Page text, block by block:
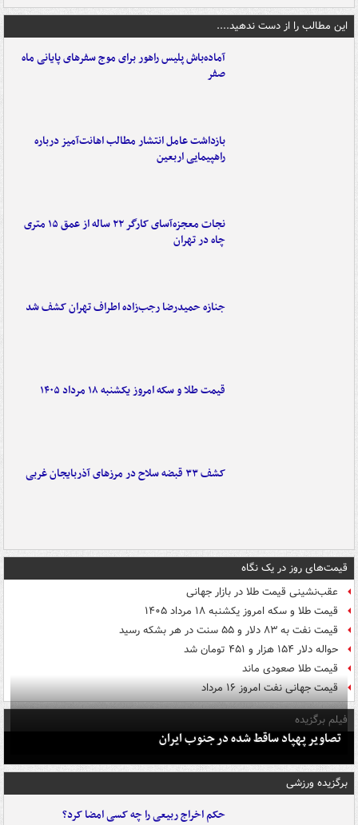
این مطالب را از دست ندهید....
آماده‌باش پلیس راهور برای موج سفرهای پایانی ماه
صفر
بازداشت عامل انتشار مطالب اهانت‌آمیز درباره
راهپیمایی اربعین
نجات معجزه‌آسای کارگر ۲۲ ساله از عمق ۱۵ متری
چاه در تهران
جنازه حمیدرضا رجب‌زاده اطراف تهران کشف شد
قیمت طلا و سکه امروز یکشنبه ۱۸ مرداد ۱۴۰۵
کشف ۳۳ قبضه سلاح در مرزهای آذربایجان غربی
قیمت‌های روز در یک نگاه
عقب‌نشینی قیمت طلا در بازار جهانی
قیمت طلا و سکه امروز یکشنبه ۱۸ مرداد ۱۴۰۵
قیمت نفت به ۸۳ دلار و ۵۵ سنت در هر بشکه رسید
حواله دلار ۱۵۴ هزار و ۴۵۱ تومان شد
قیمت طلا صعودی ماند
قیمت جهانی نفت امروز ۱۶ مرداد
فیلم برگزیده
تصاویر پهپاد ساقط شده در جنوب ایران
برگزیده ورزشی
حکم اخراج ربیعی را چه کسی امضا کرد؟